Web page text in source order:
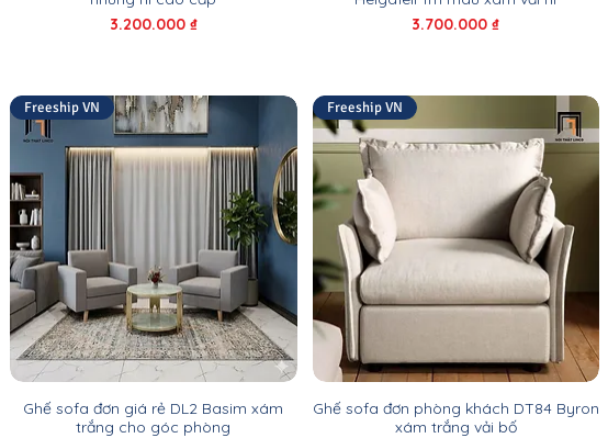
Giá
3.200.000 ₫
Giá
3.700.000 ₫
Freeship VN
Ghế sofa đơn giá rẻ DL2 Basim xám
trắng cho góc phòng
Freeship VN
Ghế sofa đơn phòng khách DT84 Byron
xám trắng vải bố